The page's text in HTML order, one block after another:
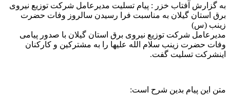
به گزارش آفتاب خزر : پیام تسلیت مدیرعامل شركت توزیع نیروی
برق استان گیلان به مناسبت فرا رسیدن سالروز وفات حضرت
زینب (س)
مدیرعامل شرکت توزیع نیروی برق استان گیلان با صدور پیامی
وفات حضرت زینب سلام الله علیها را به مشترکین و کارکنان
اینشرکت تسلیت گفت.
متن این پیام بدین شرح است: